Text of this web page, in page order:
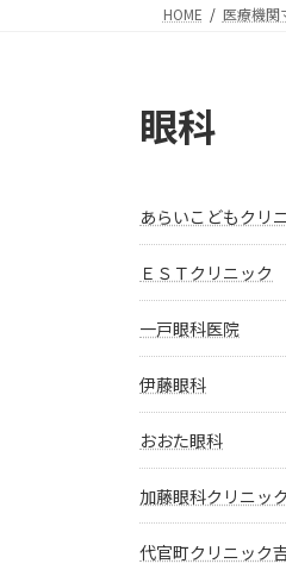
HOME 医療機関
眼科
あらいこどもクリ
ＥＳＴクリニック
一戸眼科医院
伊藤眼科
おおた眼科
加藤眼科クリニック
代官町クリニック